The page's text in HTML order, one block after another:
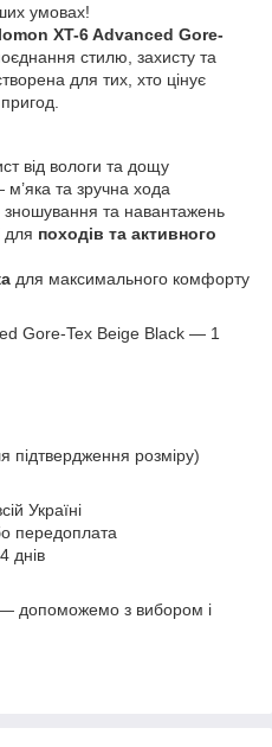
умовах!
XT-6 Advanced Gore-
стилю, захисту та
для тих, хто цінує
від вологи та дощу
та зручна хода
зношування та навантажень
для походів та активного
для максимального комфорту
Gore-Tex Beige Black — 1
розміру)
Україні
передоплата
днів
допоможемо з вибором і